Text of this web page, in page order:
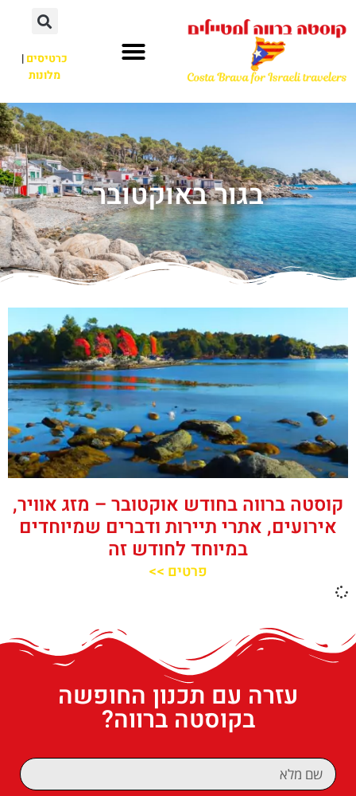
כרטיסים|
מלונות
בגור באוקטובר
קוסטה ברווה בחודש אוקטובר – מזג אוויר,
אירועים, אתרי תיירות ודברים שמיוחדים
במיוחד לחודש זה
פרטים >>
עזרה עם תכנון החופשה
בקוסטה ברווה?